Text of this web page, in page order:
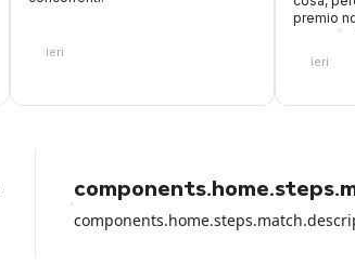
ieri
premio
sulle
ieri